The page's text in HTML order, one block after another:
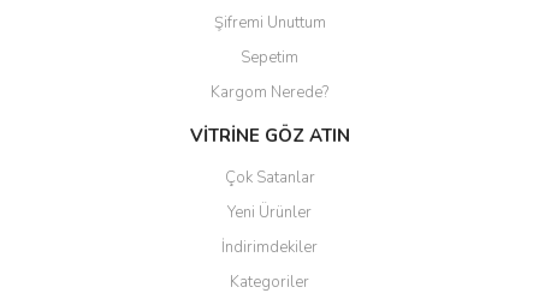
Şifremi Unuttum
Sepetim
Kargom Nerede?
VİTRİNE GÖZ ATIN
Çok Satanlar
Yeni Ürünler
İndirimdekiler
Kategoriler